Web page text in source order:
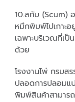
10.สกัม (Scum)
หมึกพิมพ์ไปเกาะ
เฉพาะบริเวณที่เ
ด้วย
โรงงานไพ่ กรม
ปลอดการปลอมแ
พิมพ์สินค้าสามาร